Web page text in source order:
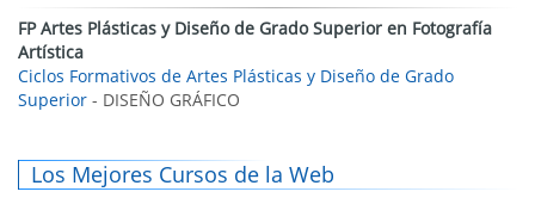
FP Artes Plásticas y Diseño de Grado Superior en Fotografía
Artística
Ciclos Formativos de Artes Plásticas y Diseño de Grado
Superior - DISEÑO GRÁFICO
Los Mejores Cursos de la Web